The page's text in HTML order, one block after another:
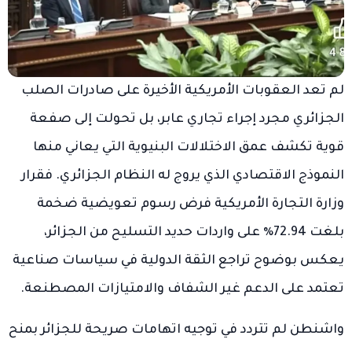
لم تعد العقوبات الأمريكية الأخيرة على صادرات الصلب
الجزائري مجرد إجراء تجاري عابر، بل تحولت إلى صفعة
قوية تكشف عمق الاختلالات البنيوية التي يعاني منها
النموذج الاقتصادي الذي يروج له النظام الجزائري. فقرار
وزارة التجارة الأمريكية فرض رسوم تعويضية ضخمة
بلغت 72.94٪ على واردات حديد التسليح من الجزائر،
يعكس بوضوح تراجع الثقة الدولية في سياسات صناعية
تعتمد على الدعم غير الشفاف والامتيازات المصطنعة.
واشنطن لم تتردد في توجيه اتهامات صريحة للجزائر بمنح